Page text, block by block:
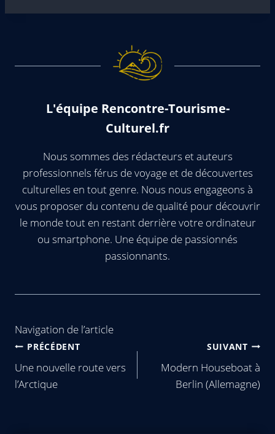
L'équipe Rencontre-Tourisme-
Culturel.fr
Nous sommes des rédacteurs et auteurs
professionnels férus de voyage et de découvertes
culturelles en tout genre. Nous nous engageons à
vous proposer du contenu de qualité pour découvrir
le monde tout en restant derrière votre ordinateur
ou smartphone. Une équipe de passionnés
passionnants.
Navigation de l’article
PRÉCÉDENT
Une nouvelle route vers
l’Arctique
SUIVANT
Modern Houseboat à
Berlin (Allemagne)